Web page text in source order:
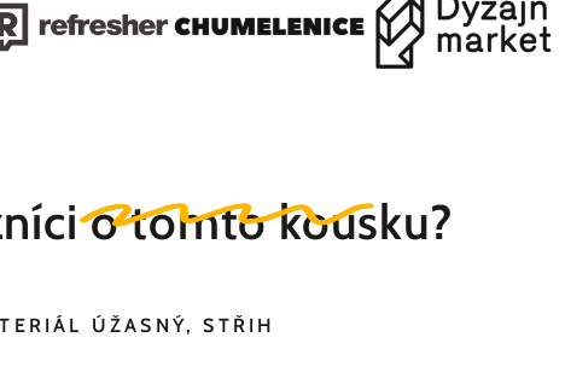
o tomto kousku?
ÚŽASNÝ, STŘIH